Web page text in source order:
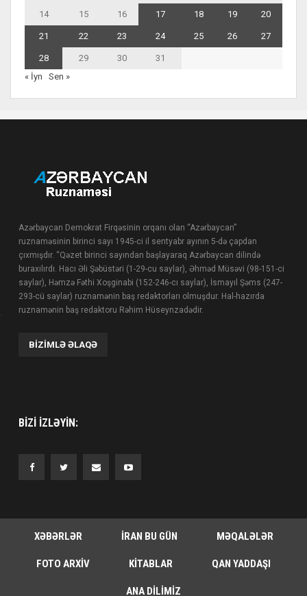
14 15 16 17 18 19 20
21 22 23 24 25 26 27
28 29 30
31
« İyn
Sen »
Azərbaycan Demokrat Firqəsinin orqanı olan “Azərbaycan”
ruznaməsinin birinci sayı 1945-ci il sentyabr ayının 5-də çapdan
çıxmışdır. “Qəzet birinci sayından başlayaraq Azərbaycan dilində
buraxılırdı. Hacı Əli Şəbüstəri (1-29-cu saylar), Əhməd Müsəvi (98-151-ci
saylar), Həmzə Fəthi Xoşginabi (152-246-cı saylar), İsmayıl Şəms (247-
293-cü saylar) ruznamənin baş redaktorları olmuşdur. Hal-hazırda
ruznamənin baş redaktoru Rəhim Hüseynzadədir.
BIZIMLƏ ƏLAQƏ
BIZI IZLƏYIN:
XƏBƏRLƏR İRAN BU GÜN MƏQALƏLƏR
FOTO ARXIV KITABLAR QAN YADDAŞI
ANA DILIMIZ